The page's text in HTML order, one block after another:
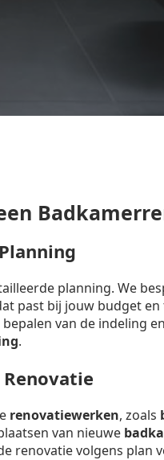
planning. We
past bij jouw budget
van de indeling
.
renovatiewerken, zoals
van nieuwe
renovatie volgens plan